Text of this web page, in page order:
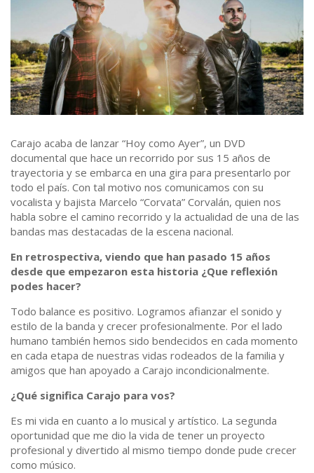
Carajo acaba de lanzar “Hoy como Ayer”, un DVD
documental que hace un recorrido por sus 15 años de
trayectoria y se embarca en una gira para presentarlo por
todo el país. Con tal motivo nos comunicamos con su
vocalista y bajista Marcelo “Corvata” Corvalán, quien nos
habla sobre el camino recorrido y la actualidad de una de las
bandas mas destacadas de la escena nacional.
En retrospectiva, viendo que han pasado 15 años
desde que empezaron esta historia ¿Que reflexión
podes hacer?
Todo balance es positivo. Logramos afianzar el sonido y
estilo de la banda y crecer profesionalmente. Por el lado
humano también hemos sido bendecidos en cada momento
en cada etapa de nuestras vidas rodeados de la familia y
amigos que han apoyado a Carajo incondicionalmente.
¿Qué significa Carajo para vos?
Es mi vida en cuanto a lo musical y artístico. La segunda
oportunidad que me dio la vida de tener un proyecto
profesional y divertido al mismo tiempo donde pude crecer
como músico.